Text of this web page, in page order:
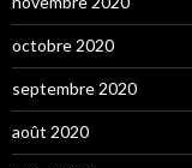
octobre 2020
septembre 2020
août 2020